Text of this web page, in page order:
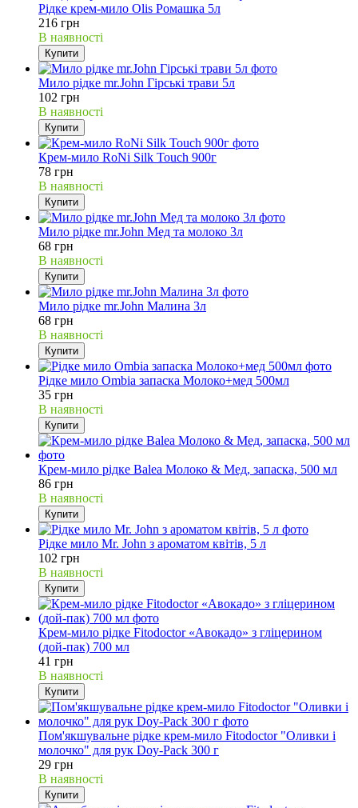
Рідке крем-мило Olis Ромашка 5л
216 грн
В наявності
Купити
Мило рідке mr.John Гірські трави 5л
102 грн
В наявності
Купити
Крем-мило RoNi Silk Touch 900г
78 грн
В наявності
Купити
Мило рідке mr.John Мед та молоко 3л
68 грн
В наявності
Купити
Мило рідке mr.John Малина 3л
68 грн
В наявності
Купити
Рідке мило Ombia запаска Молоко+мед 500мл
35 грн
В наявності
Купити
Крем-мило рідке Balea Молоко & Мед, запаска, 500 мл
86 грн
В наявності
Купити
Рідке мило Mr. John з ароматом квітів, 5 л
102 грн
В наявності
Купити
Крем-мило рідке Fitodoctor «Авокадо» з гліцерином
(дой-пак) 700 мл
41 грн
В наявності
Купити
Пом'якшувальне рідке крем-мило Fitodoctor "Оливки і
молочко" для рук Doy-Pack 300 г
29 грн
В наявності
Купити